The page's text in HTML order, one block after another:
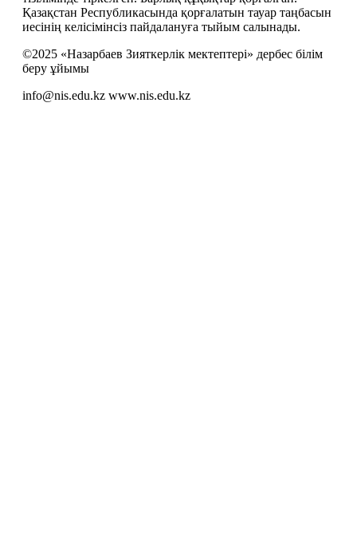
Қазақстан Республикасында қорғалатын тауар таңбасын
иесiнiң келiсiмiнсiз пайдалануға тыйым салынады.
©2025 «Назарбаев Зияткерлік мектептері» дербес білім
беру ұйымы
info@nis.edu.kz www.nis.edu.kz